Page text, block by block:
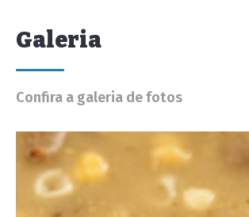
Galeria
Confira a galeria de fotos